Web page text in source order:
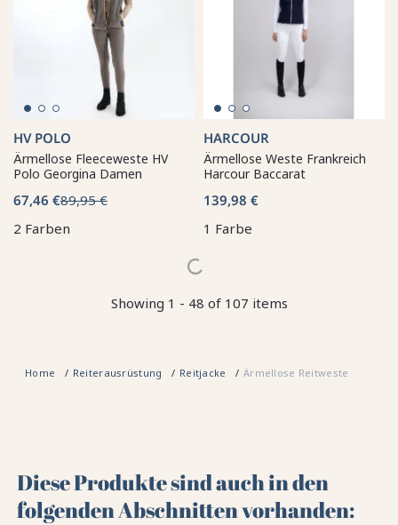
HV POLO
Ärmellose Fleeceweste HV
Polo Georgina Damen
67,46 €89,95 €
2 Farben
HARCOUR
Ärmellose Weste Frankreich
Harcour Baccarat
139,98 €
1 Farbe
Showing 1 - 48 of 107 items
Home Reiterausrüstung Reitjacke Ärmellose Reitweste
Diese Produkte sind auch in den
folgenden Abschnitten vorhanden: